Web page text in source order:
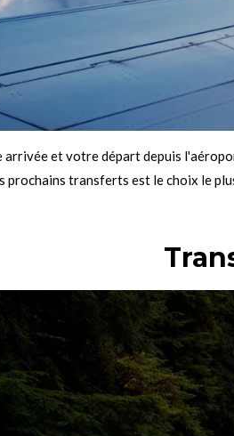
et votre départ depuis
prochains transferts est le choix le